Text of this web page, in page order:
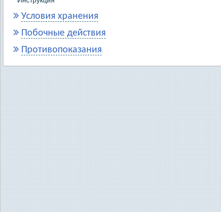
Условия хранения
Побочные действия
Противопоказания